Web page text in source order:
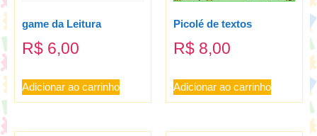
game da Leitura
R$ 6,00
Adicionar ao carrinho
Picolé de textos
R$ 8,00
Adicionar ao carrinho